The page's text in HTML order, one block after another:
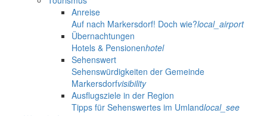
Anreise
Auf nach Markersdorf! Doch wie?local_airport
Übernachtungen
Hotels & Pensionenhotel
Sehenswert
Sehenswürdigkeiten der Gemeinde
Markersdorfvisibility
Ausflugsziele in der Region
Tipps für Sehenswertes im Umlandlocal_see